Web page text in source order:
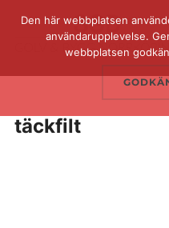
täckfilt
Den här webbplatsen
användarupplevelse.
webbplatsen